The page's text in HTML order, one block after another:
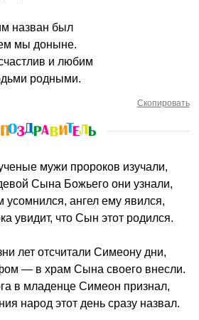
назван был
мы доныне.
и любим
родными.
Скопировать
мужи пророков изучали,
Сына Божьего они узнали,
усомнился, ангел ему явился,
увидит, что Сын этот родился.
лет отсчитали Симеону дни,
— в храм Сына своего внесли.
в младенце Симеон признал,
народ этот день сразу назвал.